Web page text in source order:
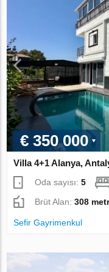
€ 350 000
Villa 4+1 Alanya,
Oda sayısı:5
Brüt Alan:308
Sefir Gayrimenkul